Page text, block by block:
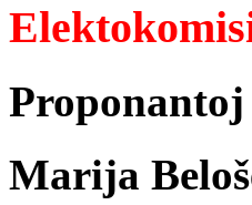
Proponantoj
Marija